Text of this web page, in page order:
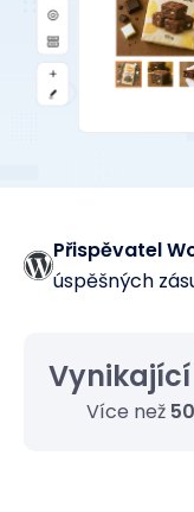
Přispěvatel
úspěšných
Vynikající
Více než